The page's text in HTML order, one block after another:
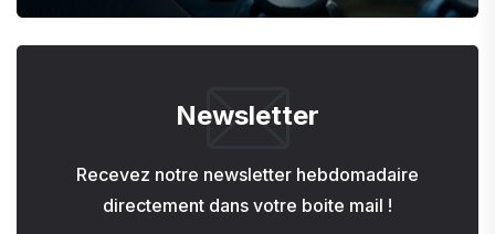
Newsletter
Recevez notre newsletter hebdomadaire
directement dans votre boite mail !